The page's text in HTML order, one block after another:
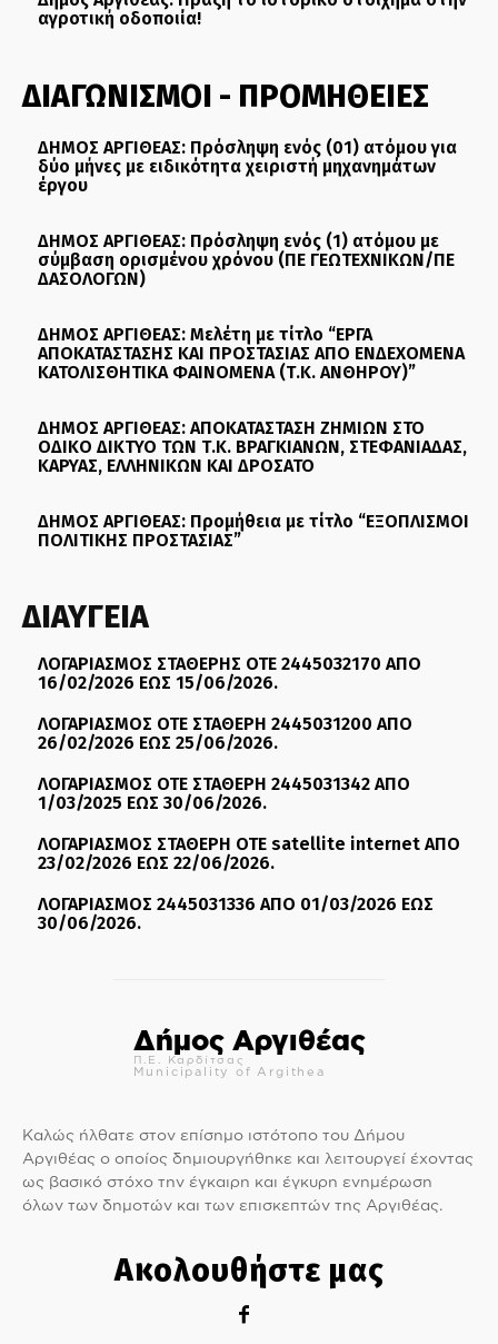
αγροτική οδοποιία!
ΔΙΑΓΩΝΙΣΜΟΙ - ΠΡΟΜΗΘΕΙΕΣ
ΔΗΜΟΣ ΑΡΓΙΘΕΑΣ: Πρόσληψη ενός (01) ατόμου για
δύο μήνες με ειδικότητα χειριστή μηχανημάτων
έργου
ΔΗΜΟΣ ΑΡΓΙΘΕΑΣ: Πρόσληψη ενός (1) ατόμου με
σύμβαση ορισμένου χρόνου (ΠΕ ΓΕΩΤΕΧΝΙΚΩΝ/ΠΕ
ΔΑΣΟΛΟΓΩΝ)
ΔΗΜΟΣ ΑΡΓΙΘΕΑΣ: Μελέτη με τίτλο “ΕΡΓΑ
ΑΠΟΚΑΤΑΣΤΑΣΗΣ ΚΑΙ ΠΡΟΣΤΑΣΙΑΣ ΑΠΟ ΕΝΔΕΧΟΜΕΝΑ
ΚΑΤΟΛΙΣΘΗΤΙΚΑ ΦΑΙΝΟΜΕΝΑ (Τ.Κ. ΑΝΘΗΡΟΥ)”
ΔΗΜΟΣ ΑΡΓΙΘΕΑΣ: ΑΠΟΚΑΤΑΣΤΑΣΗ ΖΗΜΙΩΝ ΣΤΟ
ΟΔΙΚΟ ΔΙΚΤΥΟ ΤΩΝ Τ.Κ. ΒΡΑΓΚΙΑΝΩΝ, ΣΤΕΦΑΝΙΑΔΑΣ,
ΚΑΡΥΑΣ, ΕΛΛΗΝΙΚΩΝ ΚΑΙ ΔΡΟΣΑΤΟ
ΔΗΜΟΣ ΑΡΓΙΘΕΑΣ: Προμήθεια με τίτλο “ΕΞΟΠΛΙΣΜΟΙ
ΠΟΛΙΤΙΚΗΣ ΠΡΟΣΤΑΣΙΑΣ”
ΔΙΑΥΓΕΙΑ
ΛΟΓΑΡΙΑΣΜΟΣ ΣΤΑΘΕΡΗΣ ΟΤΕ 2445032170 ΑΠΟ
16/02/2026 ΕΩΣ 15/06/2026.
ΛΟΓΑΡΙΑΣΜΟΣ ΟΤΕ ΣΤΑΘΕΡΗ 2445031200 ΑΠΟ
26/02/2026 ΕΩΣ 25/06/2026.
ΛΟΓΑΡΙΑΣΜΟΣ ΟΤΕ ΣΤΑΘΕΡΗ 2445031342 ΑΠΟ
1/03/2025 ΕΩΣ 30/06/2026.
ΛΟΓΑΡΙΑΣΜΟΣ ΣΤΑΘΕΡΗ ΟΤΕ satellite internet ΑΠΟ
23/02/2026 ΕΩΣ 22/06/2026.
ΛΟΓΑΡΙΑΣΜΟΣ 2445031336 ΑΠΟ 01/03/2026 ΕΩΣ
30/06/2026.
Δήμος Αργιθέας
Π.Ε. Καρδίτσας
Municipality of Argithea
Καλώς ήλθατε στον επίσημο ιστότοπο του Δήμου
Αργιθέας ο οποίος δημιουργήθηκε και λειτουργεί έχοντας
ως βασικό στόχο την έγκαιρη και έγκυρη ενημέρωση
όλων των δημοτών και των επισκεπτών της Αργιθέας.
Ακολουθήστε μας